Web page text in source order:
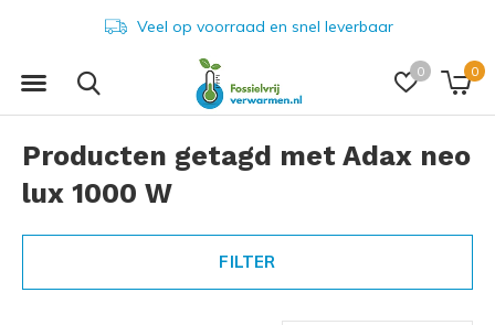
0 0
Veel op voorraad en snel leverbaar
Producten getagd met Adax neo
lux 1000 W
FILTER